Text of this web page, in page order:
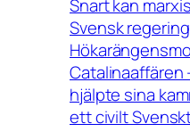
Snart kan
Svensk regering
Catalinaaffären
hjälpte sina
ett civilt